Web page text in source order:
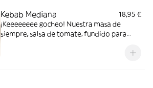
Kebab Mediana
18,95 €
¡Keeeeeeee gocheo! Nuestra masa de
siempre, salsa de tomate, fundido para